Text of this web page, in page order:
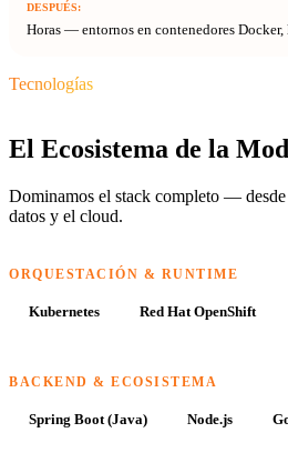
Horas — entornos en contenedores
Tecnologías
El Ecosistema de la
Dominamos el stack completo — desde
datos y el cloud.
ORQUESTACIÓN & RUNTIME
Kubernetes Red Hat OpenShift
BACKEND & ECOSISTEMA
Spring Boot (Java) Node.js